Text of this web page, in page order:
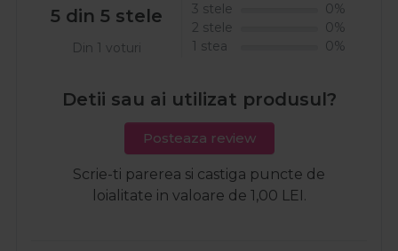
5 din 5 stele
Din 1 voturi
3 stele
0%
2 stele
0%
1 stea
0%
Detii sau ai utilizat produsul?
Posteaza review
Scrie-ti parerea si castiga puncte de
loialitate in valoare de 1,00 LEI.